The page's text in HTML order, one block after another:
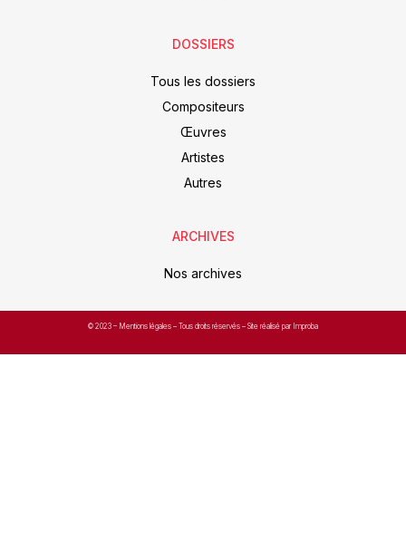
DOSSIERS
Tous les dossiers
Compositeurs
Œuvres
Artistes
Autres
ARCHIVES
Nos archives
© 2023 – Mentions légales – Tous droits réservés – Site réalisé par Improba